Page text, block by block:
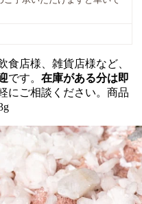
食店様、雑貨店様など、
です。在庫がある分は即
にご相談ください。商品